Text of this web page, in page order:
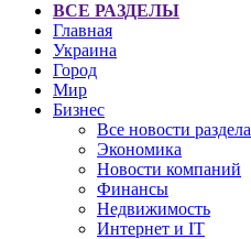
ВСЕ РАЗДЕЛЫ
Главная
Украина
Город
Мир
Бизнес
Все новости раздела
Экономика
Новости компаний
Финансы
Недвижимость
Интернет и IT